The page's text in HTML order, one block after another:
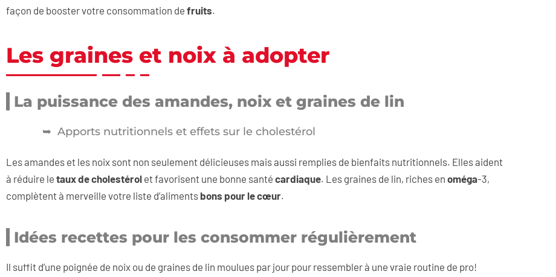
façon de booster votre consommation de fruits.
Les graines et noix à adopter
La puissance des amandes, noix et graines de lin
Apports nutritionnels et effets sur le cholestérol
Les amandes et les noix sont non seulement délicieuses mais aussi remplies de bienfaits nutritionnels. Elles aident
à réduire le taux de cholestérol et favorisent une bonne santé cardiaque. Les graines de lin, riches en oméga-3,
complètent à merveille votre liste d’aliments bons pour le cœur.
Idées recettes pour les consommer régulièrement
Il suffit d’une poignée de noix ou de graines de lin moulues par jour pour ressembler à une vraie routine de pro!